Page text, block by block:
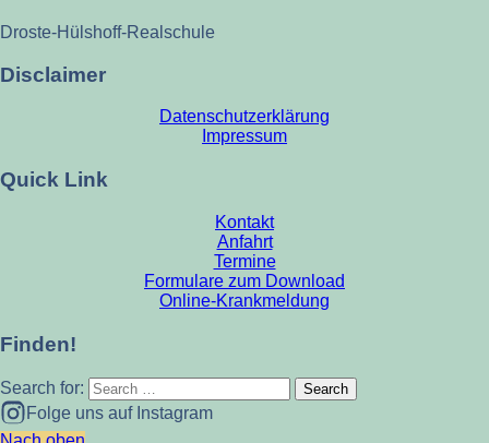
Droste-Hülshoff-Realschule
Disclaimer
Datenschutzerklärung
Impressum
Quick Link
Kontakt
Anfahrt
Termine
Formulare zum Download
Online-Krankmeldung
Finden!
Search for:
Folge uns auf Instagram